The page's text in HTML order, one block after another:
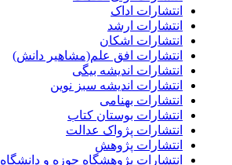
انتشارات اداک
انتشارات ارشد
انتشارات اشکان
انتشارات افق علم(مشاهیر دانش)
انتشارات اندیشه بیگی
انتشارات اندیشه سبز نوین
انتشارات بهنامی
انتشارات بوستان کتاب
انتشارات پژواک عدالت
انتشارات پژوهش
انتشارات پژوهشگاه حوزه و دانشگاه